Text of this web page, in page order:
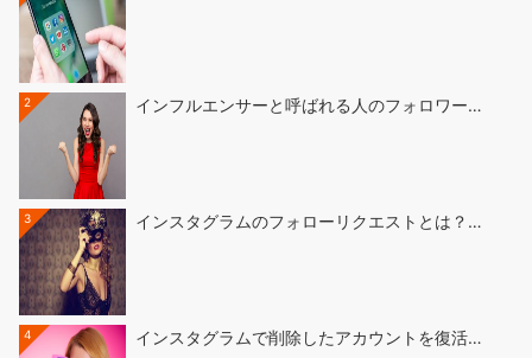
2 インフルエンサーと呼ばれる人のフォロワー…
3 インスタグラムのフォローリクエストとは？…
4 インスタグラムで削除したアカウントを復活…